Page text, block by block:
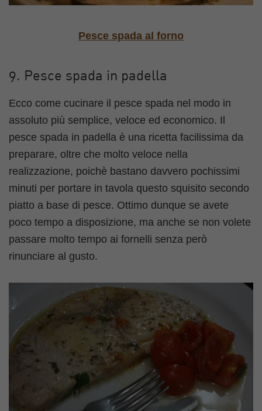
Pesce spada al forno
9. Pesce spada in padella
Ecco come cucinare il pesce spada nel modo in
assoluto più semplice, veloce ed economico. Il
pesce spada in padella è una ricetta facilissima da
preparare, oltre che molto veloce nella
realizzazione, poichè bastano davvero pochissimi
minuti per portare in tavola questo squisito secondo
piatto a base di pesce. Ottimo dunque se avete
poco tempo a disposizione, ma anche se non volete
passare molto tempo ai fornelli senza però
rinunciare al gusto.